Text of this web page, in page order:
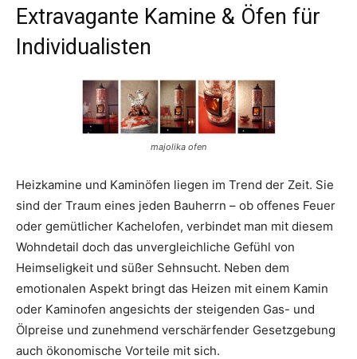
Extravagante Kamine & Öfen für
Individualisten
majolika ofen
Heizkamine und Kaminöfen liegen im Trend der Zeit. Sie
sind der Traum eines jeden Bauherrn – ob offenes Feuer
oder gemütlicher Kachelofen, verbindet man mit diesem
Wohndetail doch das unvergleichliche Gefühl von
Heimseligkeit und süßer Sehnsucht. Neben dem
emotionalen Aspekt bringt das Heizen mit einem Kamin
oder Kaminofen angesichts der steigenden Gas- und
Ölpreise und zunehmend verschärfender Gesetzgebung
auch ökonomische Vorteile mit sich.